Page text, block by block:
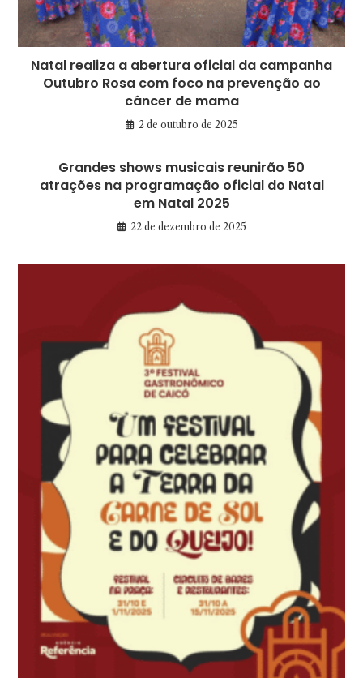
Natal realiza a abertura oficial da campanha
Outubro Rosa com foco na prevenção ao
câncer de mama
2 de outubro de 2025
Grandes shows musicais reunirão 50
atrações na programação oficial do Natal
em Natal 2025
22 de dezembro de 2025